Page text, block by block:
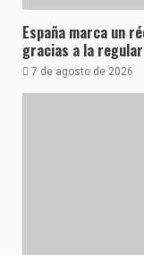
España marca un
gracias a la
7 de agosto de 2026